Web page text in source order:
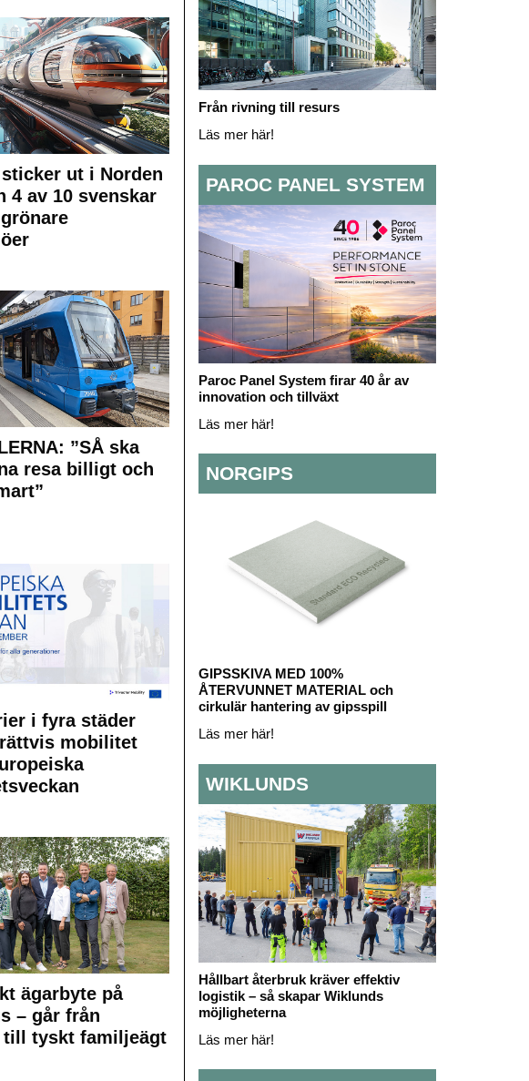
ut i Norden
4 av 10 svenskar
”SÅ ska
resa billigt och
i fyra städer
mobilitet
ägarbyte på
– går från
till tyskt familjeägt
Från rivning till resurs
Läs mer här!
PAROC PANEL SYSTEM
Paroc Panel System firar 40 år av
innovation och tillväxt
Läs mer här!
NORGIPS
GIPSSKIVA MED 100%
ÅTERVUNNET MATERIAL och
cirkulär hantering av gipsspill
Läs mer här!
WIKLUNDS
Hållbart återbruk kräver effektiv
logistik – så skapar Wiklunds
möjligheterna
Läs mer här!